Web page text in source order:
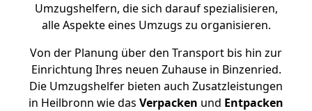
Umzugshelfern, die sich darauf spezialisieren,
alle Aspekte eines Umzugs zu organisieren.
Von der Planung über den Transport bis hin zur
Einrichtung Ihres neuen Zuhause in Binzenried.
Die Umzugshelfer bieten auch Zusatzleistungen
in Heilbronn wie das Verpacken und Entpacken